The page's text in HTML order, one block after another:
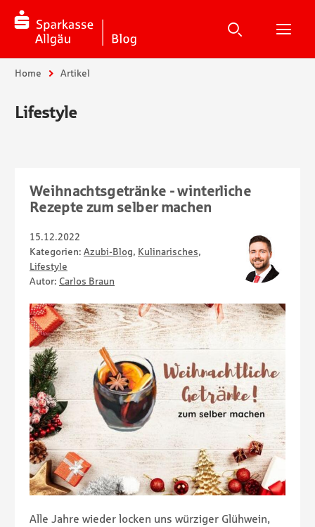
Suche
Suche
Sie sind hier:
Home Artikel
Lifestyle
Weihnachtsgetränke - winterliche
Rezepte zum selber machen
15.12.2022
Kategorien: Azubi-Blog, Kulinarisches,
Lifestyle
Autor: Carlos Braun
Alle Jahre wieder locken uns würziger Glühwein,